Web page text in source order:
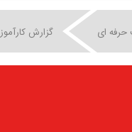
حرفه ای | گزارش